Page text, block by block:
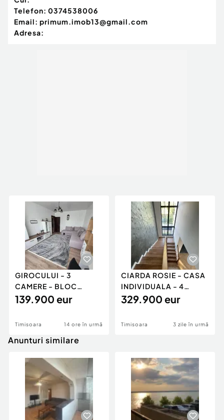
Telefon: 0374538006
Email: primum.imob13@gmail.com
Adresa:
GIROCULUI - 3
CAMERE - BLOC
IZOLAT - RENOVAT - 2
139.900 eur
Timisoara 14 ore în urmă
CIARDA ROSIE - CASA
INDIVIDUALA - 4
CAMERE - 3 BAI -
329.900 eur
Timisoara 3 zile în urmă
Anunturi similare